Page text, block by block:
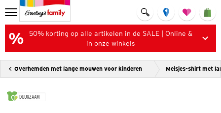
50% korting op alle artikelen in de SALE | Online &
in onze winkels
Overhemden met lange mouwen voor kinderen Meisjes-shirt met
DUURZAAM